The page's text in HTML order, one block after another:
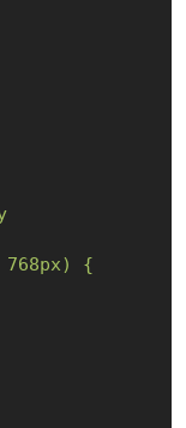
768px)
{